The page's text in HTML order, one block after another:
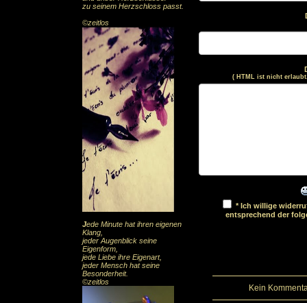
zu seinem Herzschloss passt.
©zeitlos
Jede Minute hat ihren eigenen
Klang,
jeder Augenblick seine
Eigenform,
jede Liebe ihre Eigenart,
jeder Mensch hat seine
Besonderheit.
©zeitlos
( HTML ist nicht
* Ich willige
entsprechend der
Kein